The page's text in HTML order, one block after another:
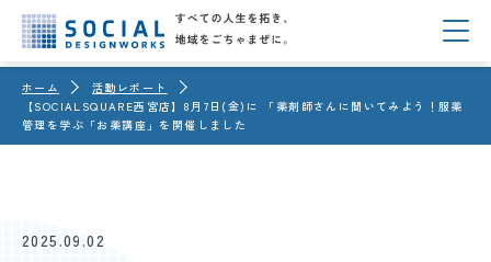
ホーム
活動レポート
【SOCIALSQUARE西宮店】8月7日(金)に 「薬剤師さんに聞いてみよう！服薬
管理を学ぶ「お薬講座」を開催しました
2025.09.02